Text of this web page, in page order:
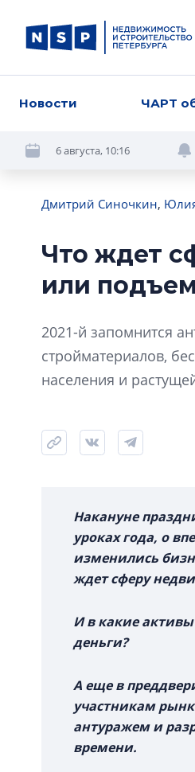
Новости ЧАРТ
6 августа, 10:16
Дмитрий Синочкин,
Что ждет
или
2021-й запомнится
стройматериалов,
населения и
Накануне
уроках года, о
изменились
ждет сферу
И в какие
деньги?
А еще в
участникам
антуражем и
времени.